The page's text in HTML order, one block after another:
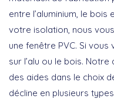
entre l’aluminium, le
votre isolation, nous
une fenêtre PVC. Si
sur l’alu ou le bois.
des aides dans le choix
décline en plusieurs